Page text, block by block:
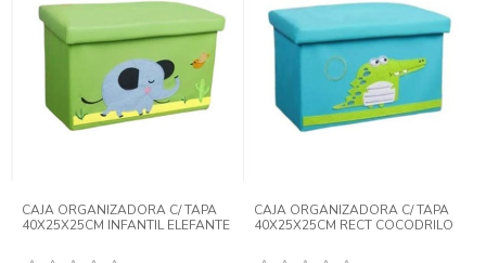
CAJA ORGANIZADORA C/ TAPA
40X25X25CM INFANTIL ELEFANTE
CAJA ORGANIZADORA C/ TAPA
40X25X25CM RECT COCODRILO